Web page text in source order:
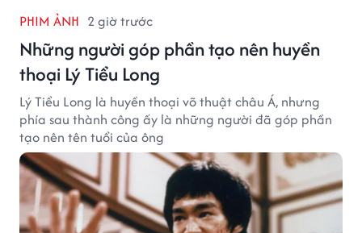
PHIM ẢNH 2 giờ trước
Những người góp phần tạo nên huyền
thoại Lý Tiểu Long
Lý Tiểu Long là huyền thoại võ thuật châu Á, nhưng
phía sau thành công ấy là những người đã góp phần
tạo nên tên tuổi của ông